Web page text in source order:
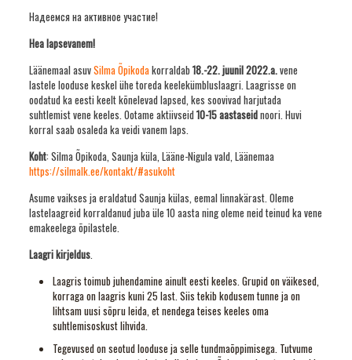
Надеемся на активное участие!
Hea lapsevanem!
Läänemaal asuvSilma Õpikodakorraldab 18.-22. juunil 2022.a.vene
lastele looduse keskel ühe toreda keelekümbluslaagri. Laagrisse on
oodatud ka eesti keelt kõnelevad lapsed, kes soovivad harjutada
suhtlemist vene keeles. Ootame aktiivseid 10-15 aastaseidnoori. Huvi
korral saab osaleda ka veidi vanem laps.
Koht: Silma Õpikoda, Saunja küla, Lääne-Nigula vald, Läänemaa
https://silmalk.ee/kontakt/#asukoht
Asume vaikses ja eraldatud Saunja külas, eemal linnakärast. Oleme
lastelaagreid korraldanud juba üle 10 aasta ning oleme neid teinud ka vene
emakeelega õpilastele.
Laagri kirjeldus.
Laagris toimub juhendamine ainult eesti keeles. Grupid on väikesed,
korraga on laagris kuni 25 last. Siis tekib kodusem tunne ja on
lihtsam uusi sõpru leida, et nendega teises keeles oma
suhtlemisoskust lihvida.
Tegevused on seotud looduse ja selle tundmaõppimisega. Tutvume